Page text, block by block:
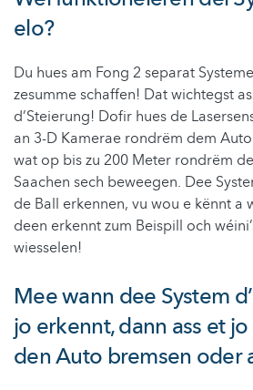
elo?
Du hues am Fong 2 separat
zesumme schaffen! Dat wichtegst
d’Steierung! Dofir hues de
an 3-D Kamerae rondrëm dem
wat op bis zu 200 Meter rondrëm
Saachen sech beweegen. Dee
de Ball erkennen, vu wou e kënnt a
deen erkennt zum Beispill och
wiesselen!
Mee wann dee System
jo erkennt, dann ass et
den Auto bremsen oder